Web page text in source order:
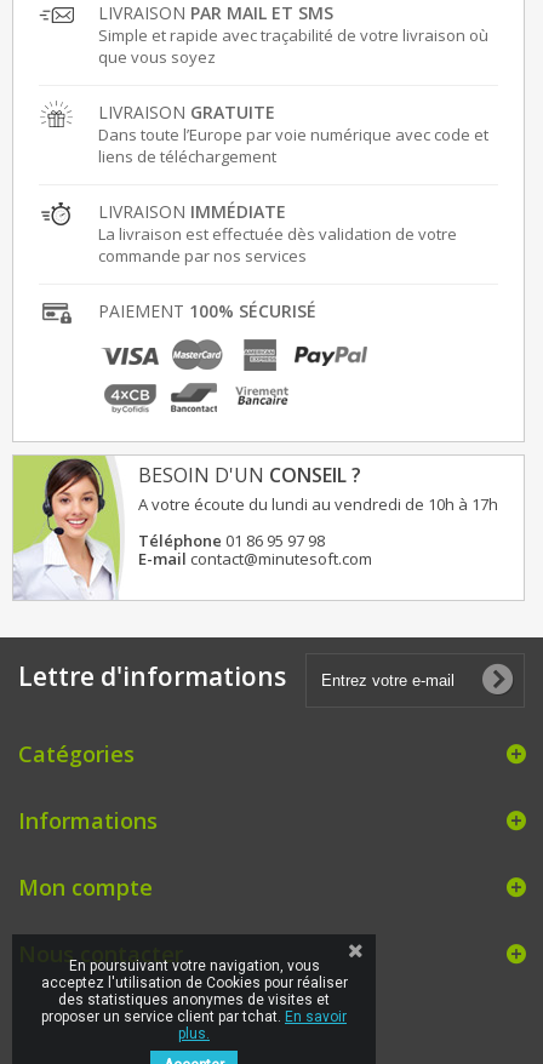
LIVRAISON PAR MAIL ET SMS
Simple et rapide avec traçabilité de votre livraison où
que vous soyez
LIVRAISON GRATUITE
Dans toute l’Europe par voie numérique avec code et
liens de téléchargement
LIVRAISON IMMÉDIATE
La livraison est effectuée dès validation de votre
commande par nos services
PAIEMENT 100% SÉCURISÉ
BESOIN D'UN CONSEIL ?
A votre écoute du lundi au vendredi de 10h à 17h
Téléphone 01 86 95 97 98
E-mail contact@minutesoft.com
Lettre d'informations
Catégories
Informations
Mon compte
Nous contacter
En poursuivant votre navigation, vous
acceptez l'utilisation de Cookies pour réaliser
des statistiques anonymes de visites et
proposer un service client par tchat. En savoir
plus.